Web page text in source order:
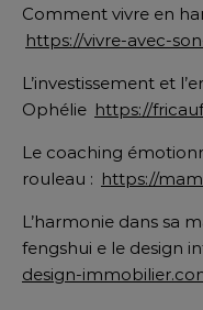
Comment vivre en
https://vivre-avec-
L’investissement et
Ophélie https://
Le coaching
rouleau : https://
L’harmonie dans sa
fengshui e le design
design-